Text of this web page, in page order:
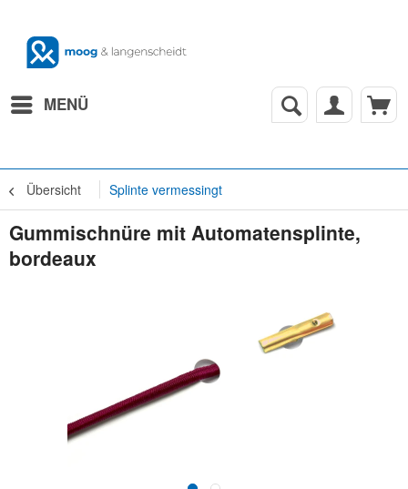
MENÜ
Übersicht Splinte vermessingt
Gummischnüre mit Automatensplinte,
bordeaux